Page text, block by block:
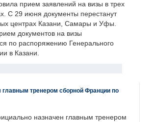
прием заявлений на визы в трех
С 29 июня документы перестанут
центрах Казани, Самары и Уфы.
документов на визы
по распоряжению Генерального
в Казани.
главным тренером сборной Франции по
назначен главным тренером